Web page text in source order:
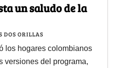
un saludo de la
DOS ORILLAS
los hogares colombianos
versiones del programa,